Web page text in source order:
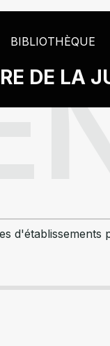
BIBLIOTHÈQUE
DE LA